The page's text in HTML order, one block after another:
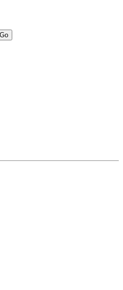
พสต์ขายบ้าน รับจ้างโพสต์อสัง
ผล อันดับ1 การโพสต์ขายอสังหา
โด ติดGoogleหน้าแรกได้จริงๆ
งหาโพสต์ เชื่อถือได้จริง รับ
และดีที่สุด ไม่มีค่านายหน้า
นการขายได้มากกว่า ที่เดียว ที่